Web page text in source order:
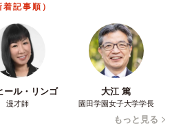
着記事順）
ール・リンゴ
漫才師
大江 篤
園田学園女子大学学長
もっと見る